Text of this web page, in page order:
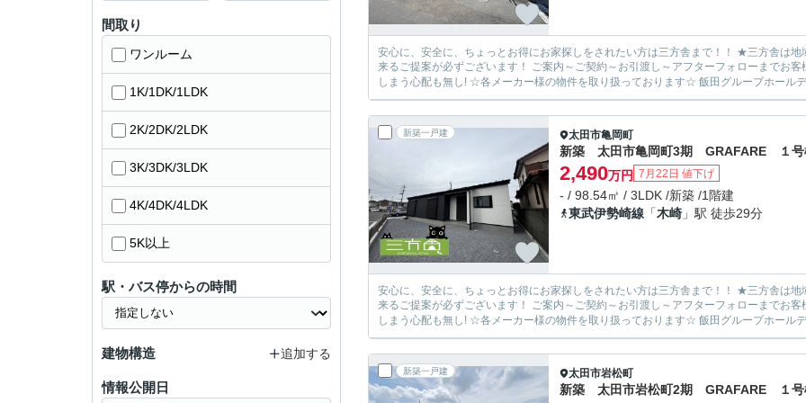
安心に、安全に、ちょっとお得にお家探しをされたい方は三方舎まで！！ ★三方舎は地域密着度を重視しております★ 地元だから！少人数だから！出
来るご提案が必ずございます！ ご案内～ご契約～お引渡し～アフターフォローまでお客様とマンツーマン体制！ 転勤等が無い為に担当が急に変わって
新築一戸建 太田市亀岡町
新築 太田市亀岡町3期 GRAFARE １号
2,490万円 7月22日 値下げ
- / 98.54㎡ / 3LDK /新築 /1階建
東武伊勢崎線 「木崎 」駅 徒歩29分
安心に、安全に、ちょっとお得にお家探しをされたい方は三方舎まで！！ ★三方舎は地域密着度を重視しております★ 地元だから！少人数だから！出
来るご提案が必ずございます！ ご案内～ご契約～お引渡し～アフターフォローまでお客様とマンツーマン体制！ 転勤等が無い為に担当が急に変わって
新築一戸建 太田市岩松町
新築 太田市岩松町2期 GRAFARE １号
間取り
ワンルーム
1K/1DK/1LDK
2K/2DK/2LDK
3K/3DK/3LDK
4K/4DK/4LDK
5K以上
駅・バス停からの時間
建物構造 追加する
情報公開日